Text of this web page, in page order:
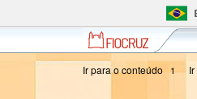
Fiocruz
Ir para o conteúdo 1